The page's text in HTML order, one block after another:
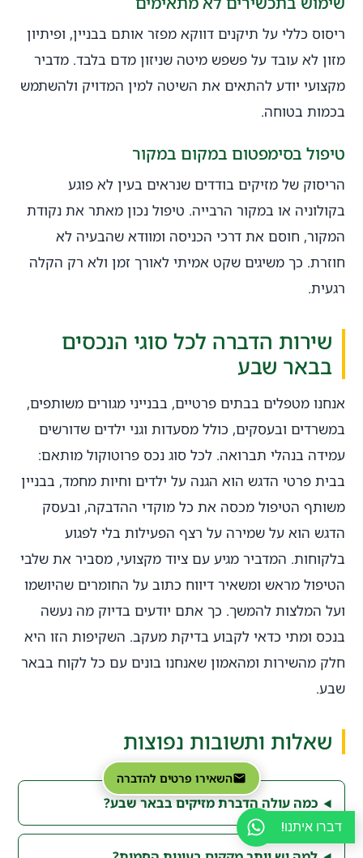
ריסוס כללי על תיקנים דווקא מפזר אותם בבניין, ופיתיון
מזון לא עובד על פשפש מיטה שניזון מדם בלבד. מדביר
מקצועי יודע להתאים את השיטה למין המדויק ולהשתמש
בכמות בטוחה.
טיפול בסימפטום במקום במקור
הריסוק של מזיקים בודדים שנראים בעין לא פוגע
בקולוניה או במקור הרבייה. טיפול נכון מאתר את נקודת
המקור, חוסם את דרכי הכניסה ומוודא שהבעיה לא
חוזרת. כך משיגים שקט אמיתי לאורך זמן ולא רק הקלה
רגעית.
שירות הדברה לכל סוגי הנכסים
בבאר שבע
אנחנו מטפלים בבתים פרטיים, בבנייני מגורים משותפים,
במשרדים ובעסקים, כולל מסעדות וגני ילדים שדורשים
עמידה בנהלי תברואה. לכל סוג נכס פרוטוקול מותאם:
בבית פרטי הדגש הוא הגנה על ילדים וחיות מחמד, בבניין
משותף הטיפול מכסה את כל מוקדי ההדבקה, ובעסק
הדגש הוא על שמירה על רצף הפעילות בלי לפגוע
בלקוחות. המדביר מגיע עם ציוד מקצועי, מסביר את שלבי
הטיפול מראש ומשאיר דיווח כתוב על החומרים שהיושמו
ועל המלצות להמשך. כך אתם יודעים בדיוק מה נעשה
בנכס ומתי כדאי לקבוע בדיקת מעקב. השקיפות הזו היא
חלק מהשירות ומהאמון שאנחנו בונים עם כל לקוח בבאר
שבע.
שאלות ותשובות נפוצות
כמה עולה הדברת מזיקים בבאר שבע?
דברו איתנו!
השאירו פרטים להדברה